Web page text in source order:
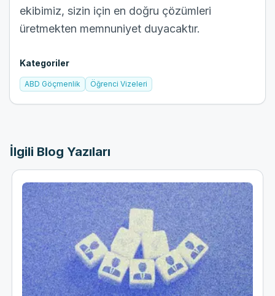
ekibimiz, sizin için en doğru çözümleri
üretmekten memnuniyet duyacaktır.
Kategoriler
ABD Göçmenlik Öğrenci Vizeleri
İlgili Blog Yazıları